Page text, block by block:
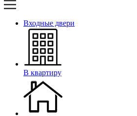
Входные двери
В квартиру